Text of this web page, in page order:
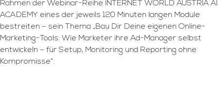
Rahmen der Webinar-Reihe INTERNET WORLD AUSTRIA AI
ACADEMY eines der jeweils 120 Minuten langen Module
bestreiten – sein Thema „Bau Dir Deine eigenen Online-
Marketing-Tools: Wie Marketer ihre Ad-Manager selbst
entwickeln – für Setup, Monitoring und Reporting ohne
Kompromisse“.